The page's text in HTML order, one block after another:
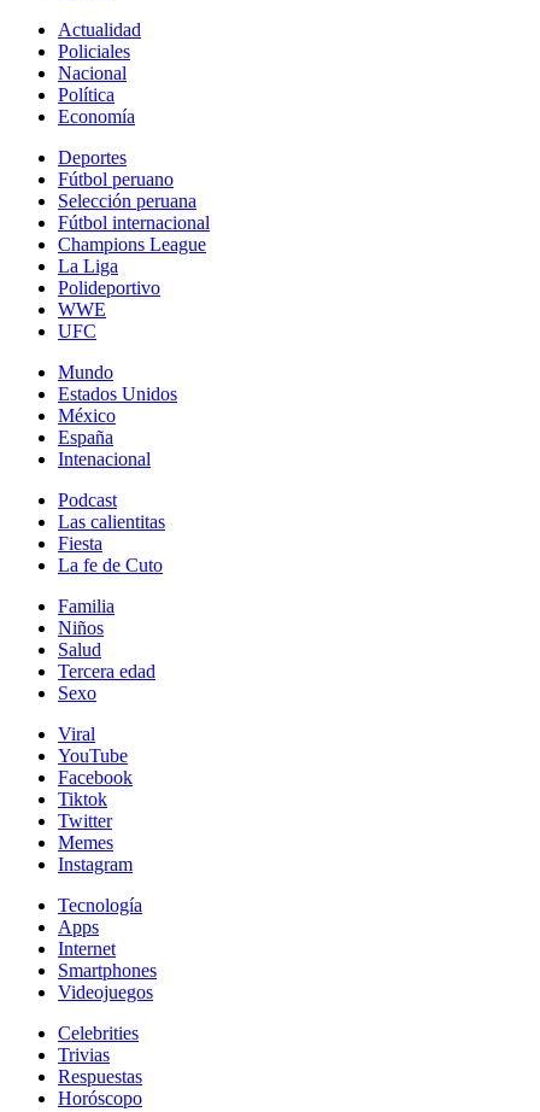
Actualidad
Policiales
Nacional
Política
Economía
Deportes
Fútbol peruano
Selección peruana
Fútbol internacional
Champions League
La Liga
Polideportivo
WWE
UFC
Mundo
Estados Unidos
México
España
Intenacional
Podcast
Las calientitas
Fiesta
La fe de Cuto
Familia
Niños
Salud
Tercera edad
Sexo
Viral
YouTube
Facebook
Tiktok
Twitter
Memes
Instagram
Tecnología
Apps
Internet
Smartphones
Videojuegos
Celebrities
Trivias
Respuestas
Horóscopo